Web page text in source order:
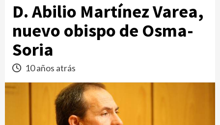
D. Abilio Martínez Varea,
nuevo obispo de Osma-
Soria
10 años atrás